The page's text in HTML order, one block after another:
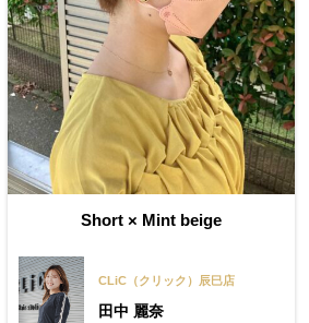
Short × Mint beige
CLiC（クリック）辰巳店
田中 麗奈